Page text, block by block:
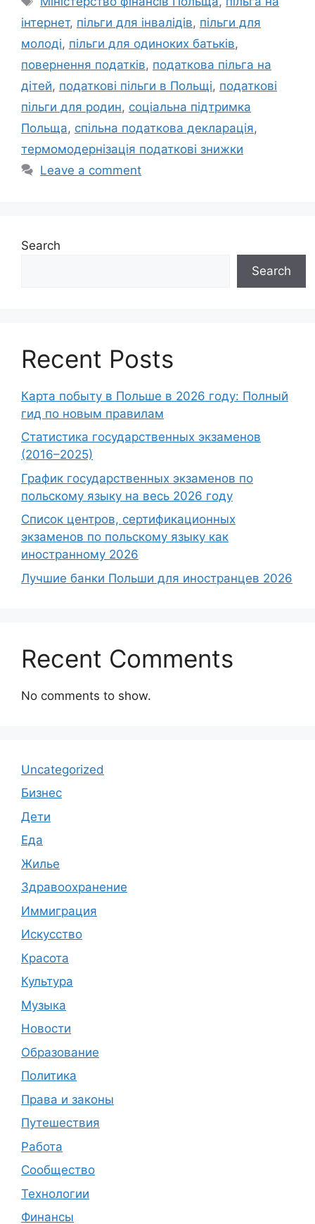
інтернет, пільги для інвалідів, пільги для
молоді, пільги для одиноких батьків,
повернення податків, податкова пільга на
дітей, податкові пільги в Польщі, податкові
пільги для родин, соціальна підтримка
Польща, спільна податкова декларація,
термомодернізація податкові знижки
Leave a comment
Search
Search
Recent Posts
Карта побыту в Польше в 2026 году: Полный
гид по новым правилам
Статистика государственных экзаменов
(2016–2025)
График государственных экзаменов по
польскому языку на весь 2026 году
Список центров, сертификационных
экзаменов по польскому языку как
иностранному 2026
Лучшие банки Польши для иностранцев 2026
Recent Comments
No comments to show.
Uncategorized
Бизнес
Дети
Еда
Жилье
Здравоохранение
Иммиграция
Искусство
Красота
Культура
Музыка
Новости
Образование
Политика
Права и законы
Путешествия
Работа
Сообщество
Технологии
Финансы